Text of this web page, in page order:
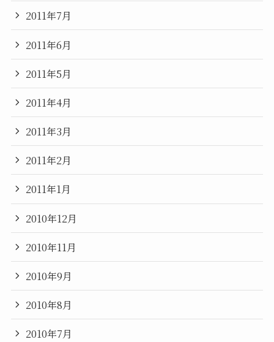
2011年7月
2011年6月
2011年5月
2011年4月
2011年3月
2011年2月
2011年1月
2010年12月
2010年11月
2010年9月
2010年8月
2010年7月